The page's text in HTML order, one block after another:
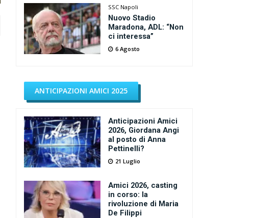
SSC Napoli
Nuovo Stadio
Maradona, ADL: “Non
ci interessa”
6 Agosto
ANTICIPAZIONI AMICI 2025
Anticipazioni Amici
2026, Giordana Angi
al posto di Anna
Pettinelli?
21 Luglio
Amici 2026, casting
in corso: la
rivoluzione di Maria
De Filippi